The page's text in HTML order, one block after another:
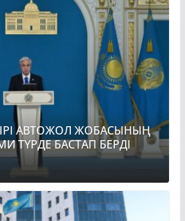
АВТОЖОЛ ЖОБАСЫНЫҢ
ТҮРДЕ БАСТАП БЕРДІ